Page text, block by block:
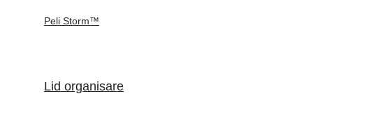
Peli Storm™
Lid organisare